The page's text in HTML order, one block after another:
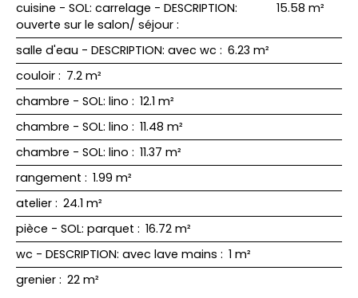
cuisine - SOL: carrelage - DESCRIPTION:
ouverte sur le salon/ séjour :
15.58 m²
salle d'eau - DESCRIPTION: avec wc : 6.23 m²
couloir : 7.2 m²
chambre - SOL: lino : 12.1 m²
chambre - SOL: lino : 11.48 m²
chambre - SOL: lino : 11.37 m²
rangement : 1.99 m²
atelier : 24.1 m²
pièce - SOL: parquet : 16.72 m²
wc - DESCRIPTION: avec lave mains : 1 m²
grenier : 22 m²